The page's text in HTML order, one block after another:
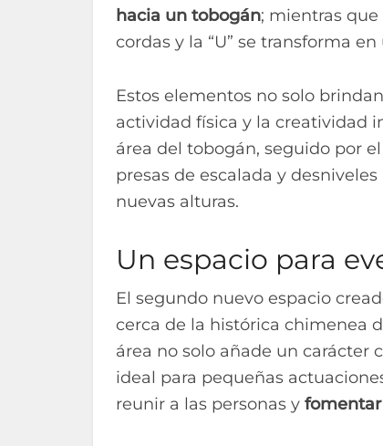
hacia un tobogán; mientras que
cordas y la “U” se transforma
Estos elementos no solo
actividad física y la creatividad
área del tobogán, seguido por
presas de escalada y
nuevas alturas.
Un espacio para
El segundo nuevo espacio
cerca de la histórica chimenea
área no solo añade un
ideal para pequeñas
reunir a las personas y